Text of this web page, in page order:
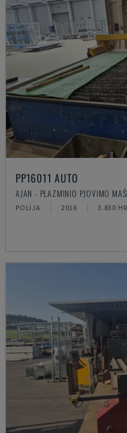
PP16011 AUTO
AJAN - PLAZMINIO PJOVIMO
POLIJA 2016 3.830